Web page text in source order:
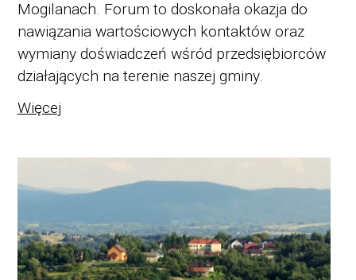
Mogilanach. Forum to doskonała okazja do
nawiązania wartościowych kontaktów oraz
wymiany doświadczeń wśród przedsiębiorców
działających na terenie naszej gminy.
Więcej